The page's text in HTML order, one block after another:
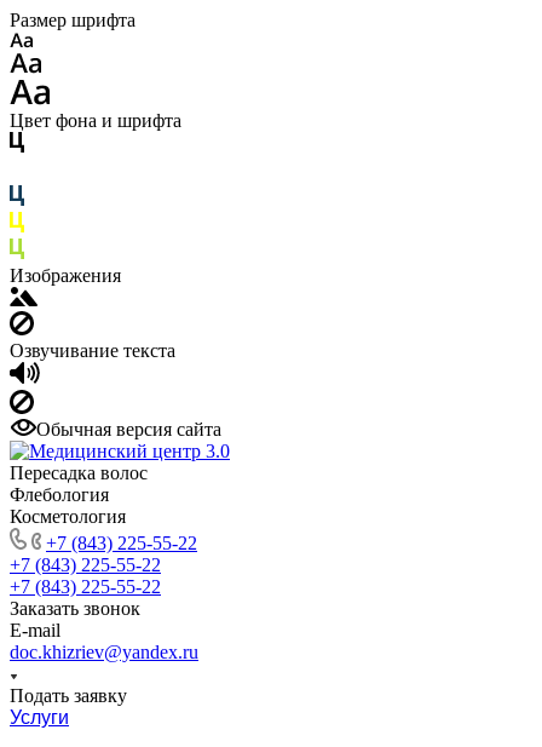
Размер шрифта
Цвет фона и шрифта
Изображения
Озвучивание текста
Обычная версия сайта
Пересадка волос
Флебология
Косметология
+7 (843) 225-55-22
+7 (843) 225-55-22
+7 (843) 225-55-22
Заказать звонок
E-mail
doc.khizriev@yandex.ru
Подать заявку
Услуги